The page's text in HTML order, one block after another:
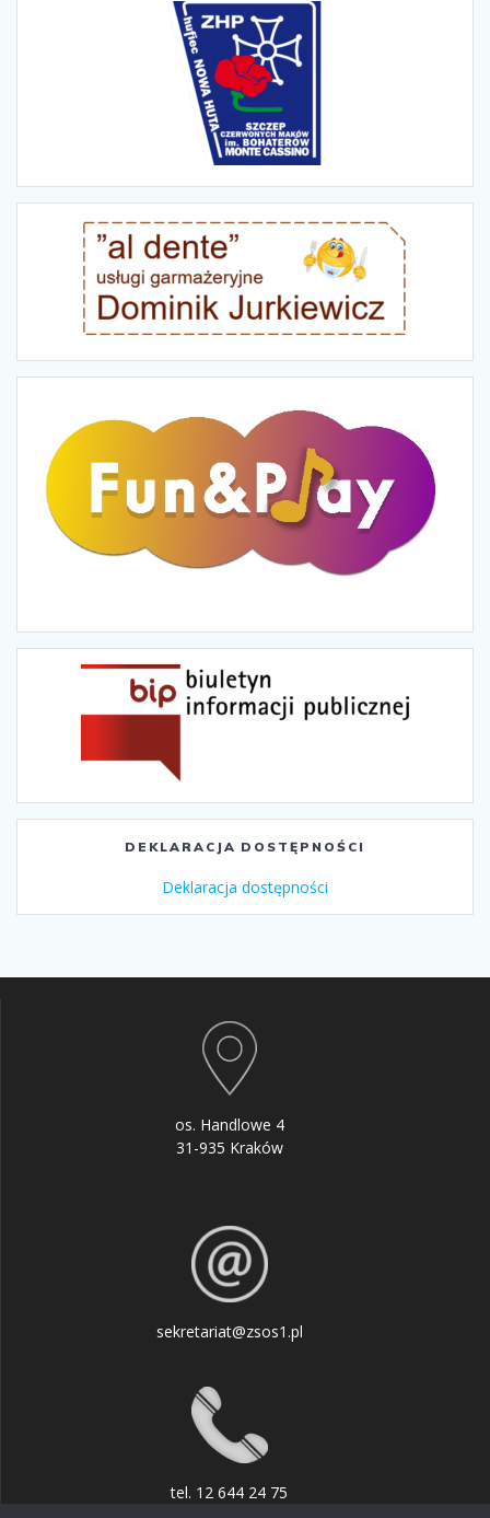
DEKLARACJA DOSTĘPNOŚCI
Deklaracja dostępności
os. Handlowe 4
31-935 Kraków
sekretariat@zsos1.pl
tel. 12 644 24 75